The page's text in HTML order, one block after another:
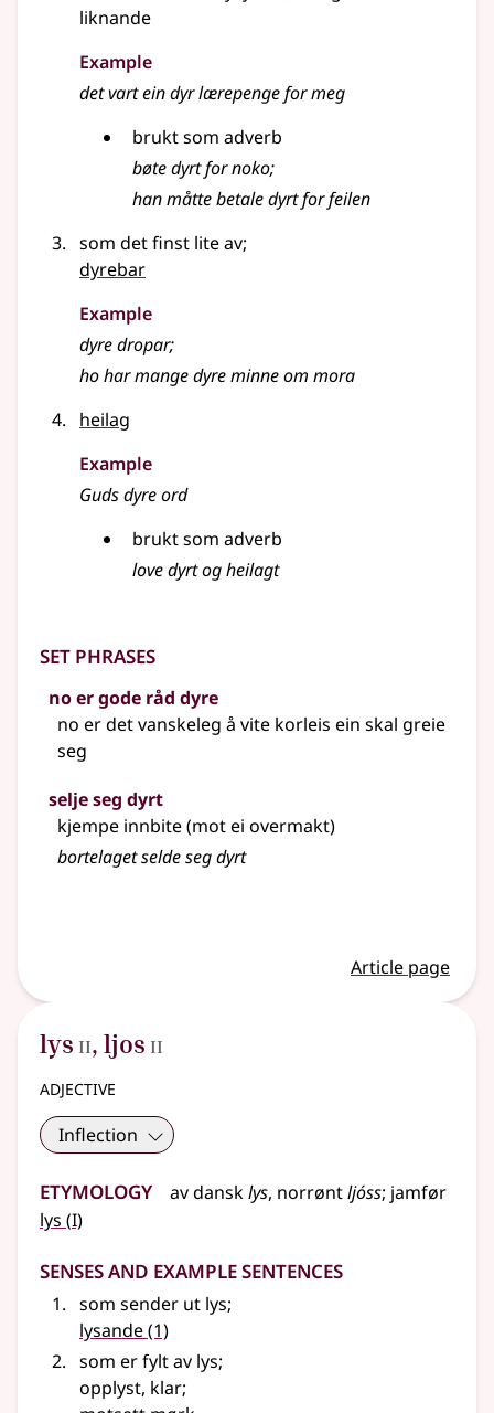
liknande
Example
det vart ein dyr lærepenge for meg
brukt som adverb
bøte dyrt for noko;
han måtte betale dyrt for feilen
som det finst lite av;
dyrebar
Example
dyre dropar;
ho har mange dyre minne om mora
heilag
Example
Guds dyre ord
brukt som adverb
love dyrt og heilagt
Set phrases
no er gode råd dyre
no er det vanskeleg å vite korleis ein skal greie
seg
selje seg dyrt
kjempe innbite (mot ei overmakt)
bortelaget selde seg dyrt
Article page
lys 2
II, ljos 2
II
adjective
Inflection
Etymology av dansklys, norrøntljóss; jamfør
lys (1
I)
Senses and Example Sentences
som sender ut lys;
lysande(1)
som er fylt av lys;
opplyst, klar;